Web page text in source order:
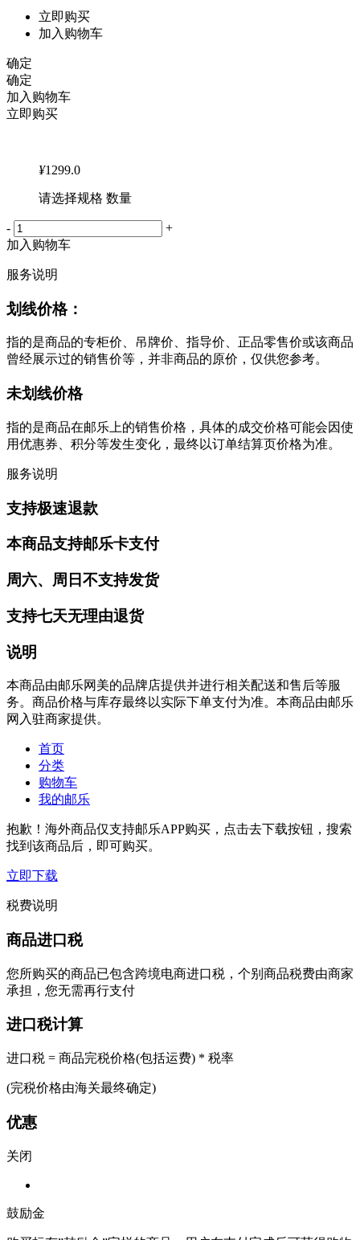
立即购买
加入购物车
确定
确定
加入购物车
立即购买
¥1299.0
请选择规格 数量
-
+
加入购物车
服务说明
划线价格：
指的是商品的专柜价、吊牌价、指导价、正品零售价或该商品
曾经展示过的销售价等，并非商品的原价，仅供您参考。
未划线价格
指的是商品在邮乐上的销售价格，具体的成交价格可能会因使
用优惠券、积分等发生变化，最终以订单结算页价格为准。
服务说明
支持极速退款
本商品支持邮乐卡支付
周六、周日不支持发货
支持七天无理由退货
说明
本商品由邮乐网美的品牌店提供并进行相关配送和售后等服
务。商品价格与库存最终以实际下单支付为准。本商品由邮乐
网入驻商家提供。
首页
分类
购物车
我的邮乐
抱歉！海外商品仅支持邮乐APP购买，点击去下载按钮，搜索
找到该商品后，即可购买。
立即下载
税费说明
商品进口税
您所购买的商品已包含跨境电商进口税，个别商品税费由商家
承担，您无需再行支付
进口税计算
进口税 = 商品完税价格(包括运费) * 税率
(完税价格由海关最终确定)
优惠
关闭
鼓励金